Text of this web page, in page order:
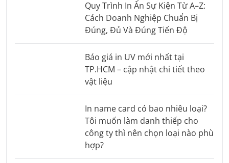
Quy Trình In Ấn Sự Kiện Từ A–Z:
Cách Doanh Nghiệp Chuẩn Bị
Đúng, Đủ Và Đúng Tiến Độ
Báo giá in UV mới nhất tại
TP.HCM – cập nhật chi tiết theo
vật liệu
In name card có bao nhiêu loại?
Tôi muốn làm danh thiếp cho
công ty thì nên chọn loại nào phù
hợp?